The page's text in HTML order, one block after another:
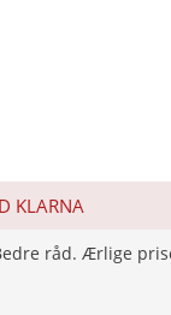
KLARNA
råd. Ærlige